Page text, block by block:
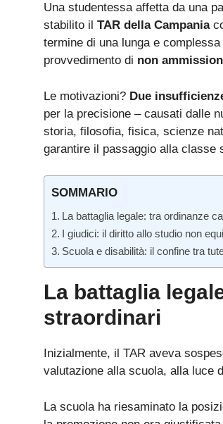
Una studentessa affetta da una
stabilito il TAR della Campania
termine di una lunga e
provvedimento di non
Le motivazioni? Due
per la precisione – causati dalle
storia, filosofia, fisica, scienze
garantire il passaggio alla classe
SOMMARIO
La battaglia legale: tra ordinanze
I giudici: il diritto allo studio non
Scuola e disabilità: il confine tra
La battaglia
straordinari
Inizialmente, il TAR aveva
valutazione alla scuola, alla luce
La scuola ha riesaminato la